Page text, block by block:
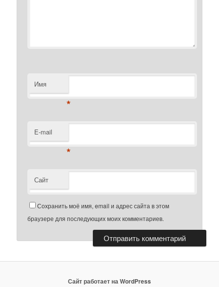
Имя
*
E-mail
*
Сайт
Сохранить моё имя, email и адрес сайта в этом
браузере для последующих моих комментариев.
Сайт работает на WordPress